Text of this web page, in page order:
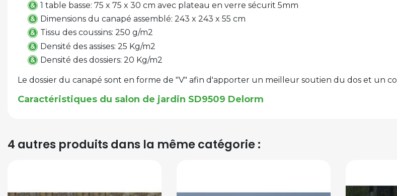
1 table basse: 75 x 75 x 30 cm avec plateau en verre sécurit 5mm
Dimensions du canapé assemblé: 243 x 243 x 55 cm
Tissu des coussins: 250 g/m2
Densité des assises: 25 Kg/m2
Densité des dossiers: 20 Kg/m2
Le dossier du canapé sont en forme de "V" afin d'apporter un meilleur soutien du dos et un
Caractéristiques du salon de jardin SD9509 Delorm
4 autres produits dans la même catégorie :